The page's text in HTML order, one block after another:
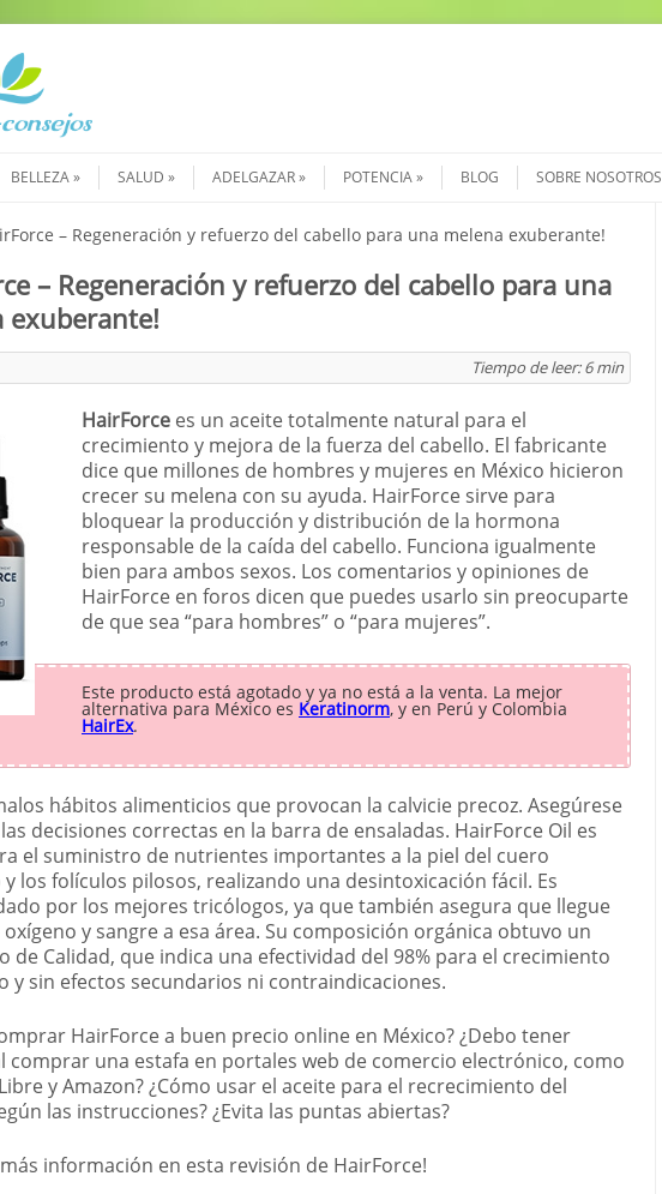
BELLEZA SALUD ADELGAZAR POTENCIA BLOG SOBRE NOSOTROS
– Regeneración y refuerzo del cabello para una melena exuberante!
– Regeneración y refuerzo del cabello para una
exuberante!
Tiempo de leer:6 min
HairForce es un aceite totalmente natural para el
crecimiento y mejora de la fuerza del cabello. El fabricante
dice que millones de hombres y mujeres en México hicieron
crecer su melena con su ayuda. HairForce sirve para
bloquear la producción y distribución de la hormona
responsable de la caída del cabello. Funciona igualmente
bien para ambos sexos. Los comentarios y opiniones de
HairForce en foros dicen que puedes usarlo sin preocuparte
de que sea “para hombres” o “para mujeres”.
Este producto está agotado y ya no está a la venta. La mejor
alternativa para México es Keratinorm, y en Perú y Colombia
HairEx.
hábitos alimenticios que provocan la calvicie precoz. Asegúrese
decisiones correctas en la barra de ensaladas. HairForce Oil es
el suministro de nutrientes importantes a la piel del cuero
los folículos pilosos, realizando una desintoxicación fácil. Es
por los mejores tricólogos, ya que también asegura que llegue
y sangre a esa área. Su composición orgánica obtuvo un
de Calidad, que indica una efectividad del 98% para el crecimiento
y sin efectos secundarios ni contraindicaciones.
HairForce a buen precio online en México? ¿Debo tener
comprar una estafa en portales web de comercio electrónico, como
y Amazon? ¿Cómo usar el aceite para el recrecimiento del
las instrucciones? ¿Evita las puntas abiertas?
más información en esta revisión de HairForce!